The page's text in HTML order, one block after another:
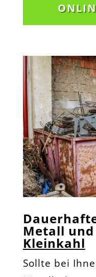
Metall
Kleinkahl
Sollte bei